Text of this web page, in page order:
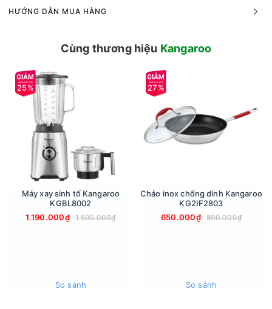
Điều chỉnh áp suất thông minh tám giai đoạn, có thể cài đặt
An toàn khi sử dụng
Ngoài ra, bạn có thể dễ dàng xả hơi bằng tay với chỉ một
HƯỚNG DẪN MUA HÀNG
Cùng thương hiệu Kangaroo
25%
Máy xay sinh tố Kangaroo
KGBL8002
1.190.000₫
1.590.000₫
So sánh
27%
Chảo inox chống dính Kangaroo
KG2IF2803
650.000₫
890.000₫
So sánh